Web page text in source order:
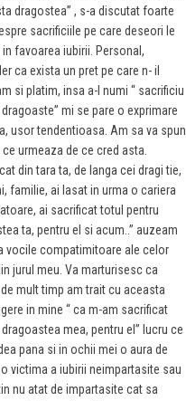
dragostea” , s-a discutat foarte
sacrificiile pe care deseori le
favoarea iubirii. Personal,
ca exista un pret pe care n- il
si platim, insa a-l numi “ sacrificiu
mi se pare o exprimare
usor tendentioasa. Am sa va spun
urmeaza de ce cred asta.
din tara ta, de langa cei dragi tie,
familie, ai lasat in urma o cariera
ai sacrificat totul pentru
ta, pentru el si acum..” auzeam
vocile compatimitoare ale celor
jurul meu. Va marturisesc ca
mult timp am trait cu aceasta
in mine “ ca m-am sacrificat
mea, pentru el” lucru ce
pana si in ochii mei o aura de
victima a iubirii neimpartasite sau
nu atat de impartasite cat sa